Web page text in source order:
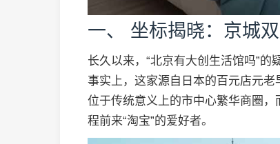
一、 坐标揭晓：京城
长久以来，“北京有大创生活馆吗”的
事实上，这家源自日本的百元店元
位于传统意义上的市中心繁华商圈
程前来“淘宝”的爱好者。